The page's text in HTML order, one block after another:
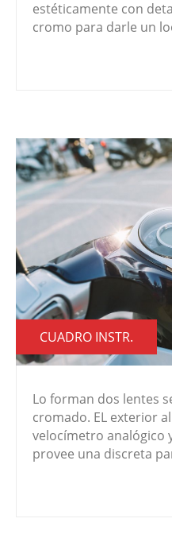
estéticamente con
cromo para darle un
CUADRO INSTR.
Lo forman dos lentes
cromado. EL exterior
velocímetro analógico
provee una discreta